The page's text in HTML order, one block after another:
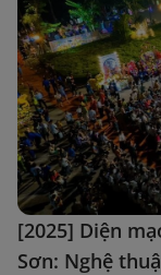
[2025] Diện
Sơn: Nghệ